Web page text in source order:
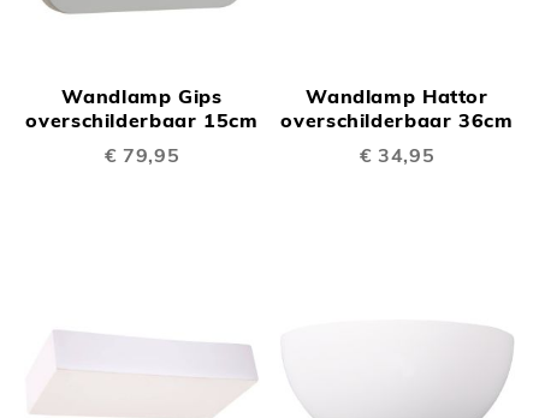
Wandlamp Gips
overschilderbaar 15cm
€ 79,95
Wandlamp Hattor
overschilderbaar 36cm
€ 34,95